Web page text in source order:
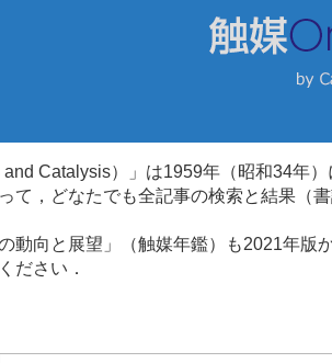
and Catalysis）」は1959年（昭和34年
て，どなたでも全記事の検索と結果（
動向と展望」（触媒年鑑）も2021年
ださい．